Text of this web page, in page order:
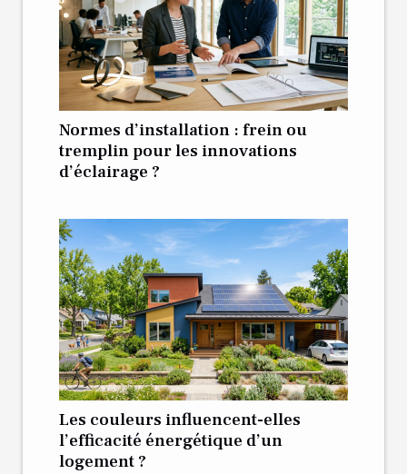
Normes d’installation : frein ou
tremplin pour les innovations
d’éclairage ?
Les couleurs influencent-elles
l’efficacité énergétique d’un
logement ?